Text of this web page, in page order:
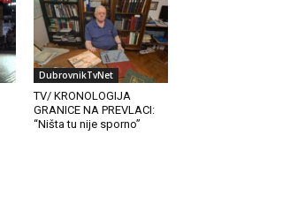
DubrovnikTvNet
TV/ KRONOLOGIJA
GRANICE NA PREVLACI:
“Ništa tu nije sporno”